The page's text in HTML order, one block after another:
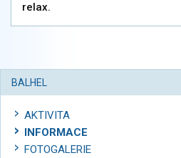
relax.
BALHEL
AKTIVITA
INFORMACE
FOTOGALERIE